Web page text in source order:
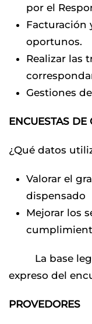
por el
Facturación
oportunos.
Realizar las
Gestiones
ENCUESTAS DE
¿Qué datos
Valorar el
dispensado
Mejorar los
La base
expreso del
PROVEDORES